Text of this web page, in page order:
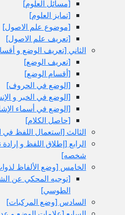
[مسائل العلوم‏]
[تمايز العلوم‏]
[موضوع علم الاصول‏]
[تعريف علم الاصول‏]
الثاني‏ [تعريف الوضع و
[تعريف الوضع‏]
[أقسام الوضع‏]
[الوضع في الحروف‏]
[الوضع في الخبر و
[الوضع في أسماء
[حاصل الكلام‏]
الثالث‏ [استعمال اللفظ في
الرابع‏ [إطلاق اللفظ و
شخصه‏]
الخامس‏ [وضع الألفاظ
[توجيه المحكي عن
الطوسي‏]
السادس‏ [وضع المركبات‏]